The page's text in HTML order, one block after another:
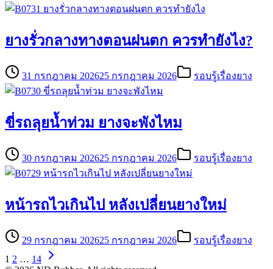
ยางรั่วกลางทางตอนฝนตก ควรทำยังไง?
31 กรกฎาคม 202625 กรกฎาคม 2026 รอบรู้เรื่องยาง
ขี่รถลุยน้ำท่วม ยางจะพังไหม
30 กรกฎาคม 202625 กรกฎาคม 2026 รอบรู้เรื่องยาง
หน้ารถไวเกินไป หลังเปลี่ยนยางใหม่
29 กรกฎาคม 202625 กรกฎาคม 2026
รอบรู้เรื่องยาง
1 2 … 14